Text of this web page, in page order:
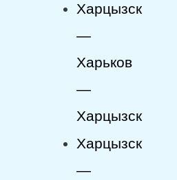
Харцызск
—
Харьков
—
Харцызск
Харцызск
—